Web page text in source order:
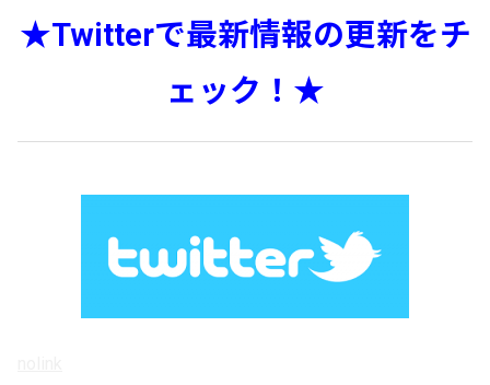
★Twitterで最新情報の更新をチ
ェック！★